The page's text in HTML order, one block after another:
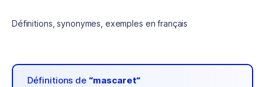
Définitions, synonymes, exemples en français
Définitions de “mascaret“